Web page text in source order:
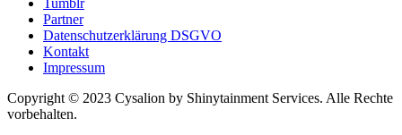
Partner
Datenschutzerklärung DSGVO
Kontakt
Impressum
Copyright © 2023 Cysalion by Shinytainment Services. Alle Rechte
vorbehalten.